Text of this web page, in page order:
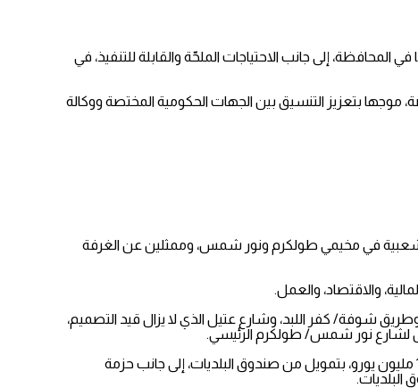
إلى جانب الاحتياجات الملحّة والقابلة للتنفيذ، في
موجها بتعزيز التنسيق بين الجهات الحكومية المختصة ووكالة
الشعبية في مخيمي طولكرم ونور شمس، وممثلين عن الغرفة
والاقتصاد، والعمل.
شوفة/ كفر اللبد، وشارع عتيل الذي لا يزال قيد التصميم،
لشارع نور شمس/ طولكرم الرئيسي.
كما تناول الاجتماع احتياجات البلديات لمشاريع تأهيل طرق داخلية إضافية، من بينها مشروع تأهيل الطرق الداخلية في مدينة طولكرم بقيمة 1.3 مليون يورو، بتمويل من صندوق البلديات، إلى جانب حزمة
البلديات.